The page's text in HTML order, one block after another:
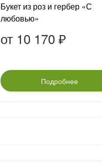
Букет из роз и гербер «С
любовью»
от 10 170 ₽
Подробнее